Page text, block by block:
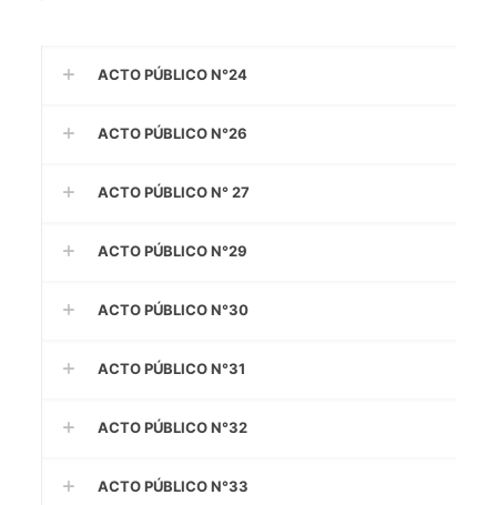
ACTO PÚBLICO N°24
ACTO PÚBLICO N°26
ACTO PÚBLICO N° 27
ACTO PÚBLICO N°29
ACTO PÚBLICO N°30
ACTO PÚBLICO N°31
ACTO PÚBLICO N°32
ACTO PÚBLICO N°33